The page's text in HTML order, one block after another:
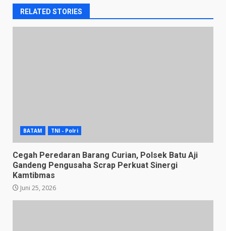
RELATED STORIES
BATAM TNI - Polri
Cegah Peredaran Barang Curian, Polsek Batu Aji
Gandeng Pengusaha Scrap Perkuat Sinergi
Kamtibmas
Juni 25, 2026